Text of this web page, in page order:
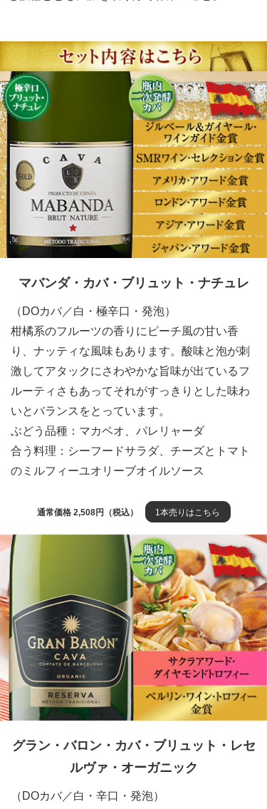
マバンダ・カバ・ブリュット・ナチュレ
（DOカバ／白・極辛口・発泡）
柑橘系のフルーツの香りにピーチ風の甘い香
り、ナッティな風味もあります。酸味と泡が刺
激してアタックにさわやかな旨味が出ているフ
ルーティさもあってそれがすっきりとした味わ
いとバランスをとっています。
ぶどう品種：マカベオ、パレリャーダ
合う料理：シーフードサラダ、チーズとトマト
のミルフィーユオリーブオイルソース
通常価格 2,508円（税込） 1本売りはこちら
グラン・バロン・カバ・ブリュット・ レセ
ルヴァ・オーガニック
（DOカバ／白・辛口・発泡）